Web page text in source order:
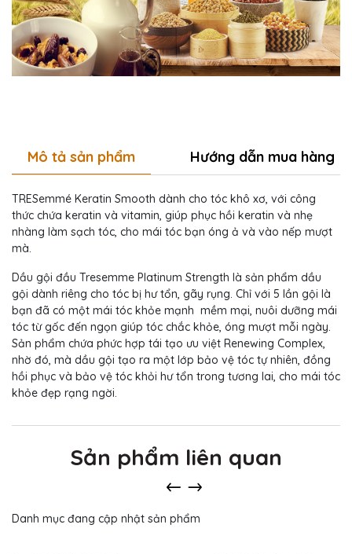
Mô tả sản phẩm Hướng dẫn mua hàng
TRESemmé Keratin Smooth dành cho tóc khô xơ, với công
thức chứa keratin và vitamin, giúp phục hồi keratin và nhẹ
nhàng làm sạch tóc, cho mái tóc bạn óng ả và vào nếp mượt
mà.
Dầu gội đầu Tresemme Platinum Strength là sản phẩm dầu
gội dành riêng cho tóc bị hư tổn, gãy rụng. Chỉ với 5 lần gội là
bạn đã có một mái tóc khỏe mạnh mềm mại, nuôi dưỡng mái
tóc từ gốc đến ngọn giúp tóc chắc khỏe, óng mượt mỗi ngày.
Sản phẩm chứa phức hợp tái tạo ưu việt Renewing Complex,
nhờ đó, mà dầu gội tạo ra một lớp bảo vệ tóc tự nhiên, đồng
hồi phục và bảo vệ tóc khỏi hư tổn trong tương lai, cho mái tóc
khỏe đẹp rạng ngời.
Sản phẩm liên quan
Danh mục đang cập nhật sản phẩm